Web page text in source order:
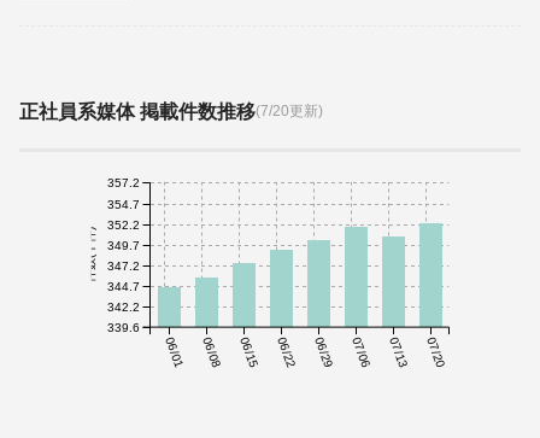
正社員系媒体 掲載件数推移(7/20更新)
06/01 06/08 06/15 06/22 06/29 07/06 07/13 07/20
件数(千件)
339.6
342.2
344.7
347.2
349.7
352.2
354.7
357.2